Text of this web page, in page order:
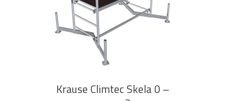
DODAJ U KOŠARICU
Krause Climtec Skela 0 –